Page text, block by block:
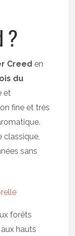
?
Creed en
du
et
fine et très
classique,
sans
forêts
hauts